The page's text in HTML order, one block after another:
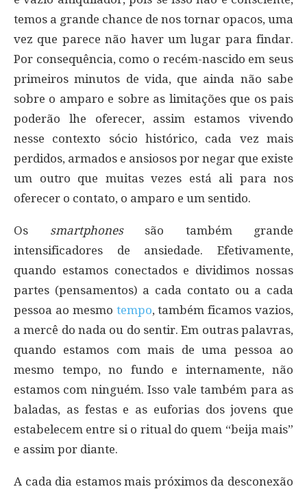
temos a grande chance de nos tornar opacos, uma
vez que parece não haver um lugar para findar.
Por consequência, como o recém-nascido em seus
primeiros minutos de vida, que ainda não sabe
sobre o amparo e sobre as limitações que os pais
poderão lhe oferecer, assim estamos vivendo
nesse contexto sócio histórico, cada vez mais
perdidos, armados e ansiosos por negar que existe
um outro que muitas vezes está ali para nos
oferecer o contato, o amparo e um sentido.
Os smartphonessão também grande
intensificadores de ansiedade. Efetivamente,
quando estamos conectados e dividimos nossas
partes (pensamentos) a cada contato ou a cada
pessoa ao mesmo tempo, também ficamos vazios,
a mercê do nada ou do sentir. Em outras palavras,
quando estamos com mais de uma pessoa ao
mesmo tempo, no fundo e internamente, não
estamos com ninguém. Isso vale também para as
baladas, as festas e as euforias dos jovens que
estabelecem entre si o ritual do quem “beija mais”
e assim por diante.
A cada dia estamos mais próximos da desconexão